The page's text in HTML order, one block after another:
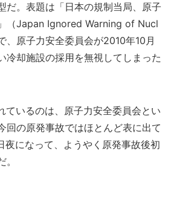
だ。表題は「日本の規制当局、原子
（Japan Ignored Warning of Nucl
原子力安全委員会が2010年10月
冷却施設の採用を無視してしまった
いるのは、原子力安全委員会とい
回の原発事故ではほとんど表に出て
夜になって、ようやく原発事故後初